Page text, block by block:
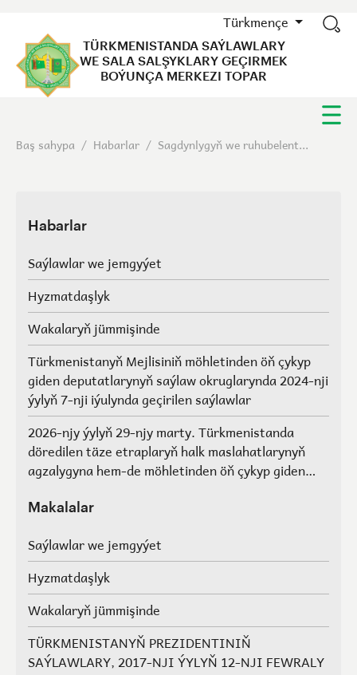
Türkmençe
TÜRKMENISTANDA SAÝLAWLARY
WE SALA SALŞYKLARY GEÇIRMEK
BOÝUNÇA MERKEZI TOPAR
Baş sahypa / Habarlar / Sagdynlygyň we ruhubelent...
Habarlar
Saýlawlar we jemgyýet
Hyzmatdaşlyk
Wakalaryň jümmişinde
Türkmenistanyň Mejlisiniň möhletinden öň çykyp
giden deputatlarynyň saýlaw okruglarynda 2024-nji
ýylyň 7-nji iýulynda geçirilen saýlawlar
2026-njy ýylyň 29-njy marty. Türkmenistanda
döredilen täze etraplaryň halk maslahatlarynyň
agzalygyna hem-de möhletinden öň çykyp giden
maslahatlarynyň we Geňeşleriň agzalarynyň ýerine
Makalalar
Saýlawlar we jemgyýet
Hyzmatdaşlyk
Wakalaryň jümmişinde
TÜRKMENISTANYŇ PREZIDENTINIŇ
SAÝLAWLARY, 2017-NJI ÝYLYŇ 12-NJI FEWRALY